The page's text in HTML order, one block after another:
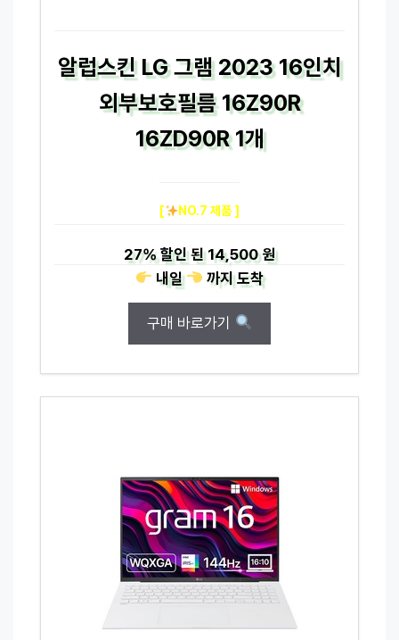
알럽스킨 LG 그램 2023 16인치
외부보호필름 16Z90R
16ZD90R 1개
[ NO.7 제품 ]
27%할인 된14,500 원
내일
까지도착
구매 바로가기